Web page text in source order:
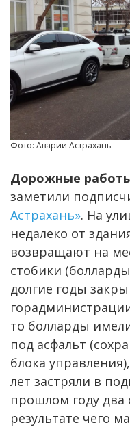
Фото: Аварии Астрахань
Дорожные
заметили
Астрахань». На
недалеко от
возвращают на
стобики
долгие годы
то болларды
под асфальт
блока
лет застряли в
прошлом году два
результате чего